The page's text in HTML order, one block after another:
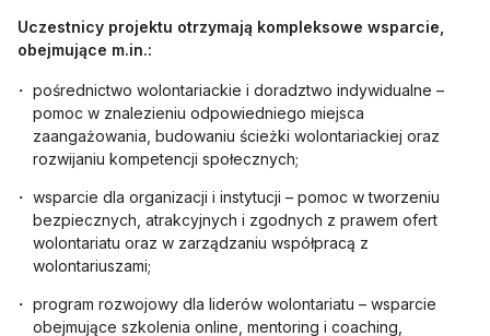
Uczestnicy projektu otrzymają kompleksowe wsparcie,
obejmujące m.in.:
pośrednictwo wolontariackie i doradztwo indywidualne –
pomoc w znalezieniu odpowiedniego miejsca
zaangażowania, budowaniu ścieżki wolontariackiej oraz
rozwijaniu kompetencji społecznych;
wsparcie dla organizacji i instytucji – pomoc w tworzeniu
bezpiecznych, atrakcyjnych i zgodnych z prawem ofert
wolontariatu oraz w zarządzaniu współpracą z
wolontariuszami;
program rozwojowy dla liderów wolontariatu – wsparcie
obejmujące szkolenia online, mentoring i coaching,